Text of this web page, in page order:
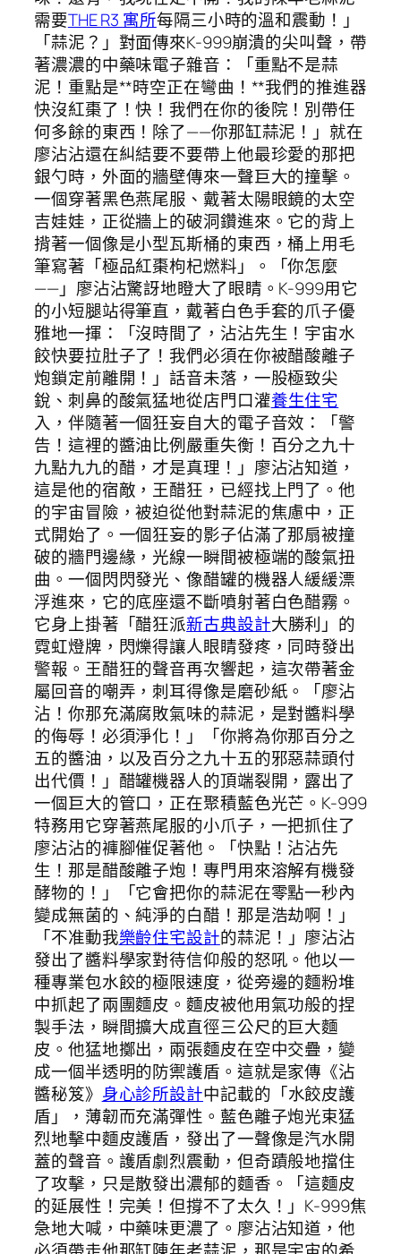
需要THE R3 寓所每隔三小時的溫和震動！」
「蒜泥？」對面傳來K-999崩潰的尖叫聲，帶
著濃濃的中藥味電子雜音：「重點不是蒜
泥！重點是**時空正在彎曲！**我們的推進器
快沒紅棗了！快！我們在你的後院！別帶任
何多餘的東西！除了——你那缸蒜泥！」就在
廖沾沾還在糾結要不要帶上他最珍愛的那把
銀勺時，外面的牆壁傳來一聲巨大的撞擊。
一個穿著黑色燕尾服、戴著太陽眼鏡的太空
吉娃娃，正從牆上的破洞鑽進來。它的背上
揹著一個像是小型瓦斯桶的東西，桶上用毛
筆寫著「極品紅棗枸杞燃料」。「你怎麼
——」廖沾沾驚訝地瞪大了眼睛。K-999用它
的小短腿站得筆直，戴著白色手套的爪子優
雅地一揮：「沒時間了，沾沾先生！宇宙水
餃快要拉肚子了！我們必須在你被醋酸離子
炮鎖定前離開！」話音未落，一股極致尖
銳、刺鼻的酸氣猛地從店門口灌養生住宅
入，伴隨著一個狂妄自大的電子音效：「警
告！這裡的醬油比例嚴重失衡！百分之九十
九點九九的醋，才是真理！」廖沾沾知道，
這是他的宿敵，王醋狂，已經找上門了。他
的宇宙冒險，被迫從他對蒜泥的焦慮中，正
式開始了。一個狂妄的影子佔滿了那扇被撞
破的牆門邊緣，光線一瞬間被極端的酸氣扭
曲。一個閃閃發光、像醋罐的機器人緩緩漂
浮進來，它的底座還不斷噴射著白色醋霧。
它身上掛著「醋狂派新古典設計大勝利」的
霓虹燈牌，閃爍得讓人眼睛發疼，同時發出
警報。王醋狂的聲音再次響起，這次帶著金
屬回音的嘲弄，刺耳得像是磨砂紙。「廖沾
沾！你那充滿腐敗氣味的蒜泥，是對醬料學
的侮辱！必須淨化！」「你將為你那百分之
五的醬油，以及百分之九十五的邪惡蒜頭付
出代價！」醋罐機器人的頂端裂開，露出了
一個巨大的管口，正在聚積藍色光芒。K-999
特務用它穿著燕尾服的小爪子，一把抓住了
廖沾沾的褲腳催促著他。「快點！沾沾先
生！那是醋酸離子炮！專門用來溶解有機發
酵物的！」「它會把你的蒜泥在零點一秒內
變成無菌的、純淨的白醋！那是浩劫啊！」
「不准動我樂齡住宅設計的蒜泥！」廖沾沾
發出了醬料學家對待信仰般的怒吼。他以一
種專業包水餃的極限速度，從旁邊的麵粉堆
中抓起了兩團麵皮。麵皮被他用氣功般的捏
製手法，瞬間擴大成直徑三公尺的巨大麵
皮。他猛地擲出，兩張麵皮在空中交疊，變
成一個半透明的防禦護盾。這就是家傳《沾
醬秘笈》 身心診所設計中記載的「水餃皮護
盾」，薄韌而充滿彈性。藍色離子炮光束猛
烈地擊中麵皮護盾，發出了一聲像是汽水開
蓋的聲音。護盾劇烈震動，但奇蹟般地擋住
了攻擊，只是散發出濃郁的麵香。「這麵皮
的延展性！完美！但撐不了太久！」K-999焦
急地大喊，中藥味更濃了。廖沾沾知道，他